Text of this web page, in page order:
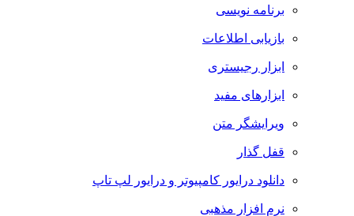
برنامه نویسی
بازیابی اطلاعات
ابزار رجیستری
ابزارهای مفید
ویرایشگر متن
قفل گذار
دانلود درایور کامپیوتر و درایور لپ تاپ
نرم افزار مذهبی